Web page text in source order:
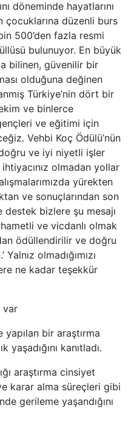
döneminde hayatlarını
çocuklarına düzenli burs
500’den fazla resmi
bulunuyor. En büyük
bilinen, güvenilir bir
olduğuna değinen
Türkiye’nin dört bir
ve binlerce
ve eğitimi için
Vehbi Koç Ödülü’nün
ve iyi niyetli işler
olmadan yollar
yürekten
ve sonuçlarından son
bizlere şu mesajı
ve vicdanlı olmak
ödüllendirilir ve doğru
olmadığımızı
ne kadar teşekkür
var
bir araştırma
yaşadığını kanıtladı.
araştırma cinsiyet
karar alma süreçleri gibi
gerileme yaşandığını